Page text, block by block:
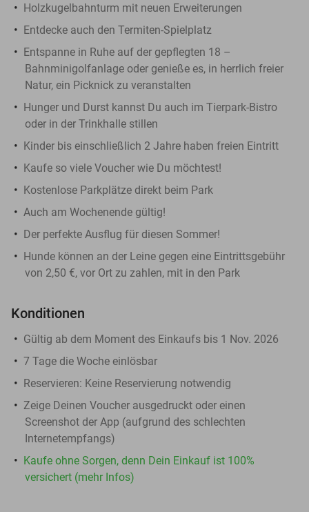
Holzkugelbahnturm mit neuen Erweiterungen
Entdecke auch den Termiten-Spielplatz
Entspanne in Ruhe auf der gepflegten 18 –
Bahnminigolfanlage oder genieße es, in herrlich freier
Natur, ein Picknick zu veranstalten
Hunger und Durst kannst Du auch im Tierpark-Bistro
oder in der Trinkhalle stillen
Kinder bis einschließlich 2 Jahre haben freien Eintritt
Kaufe so viele Voucher wie Du möchtest!
Kostenlose Parkplätze direkt beim Park
Auch am Wochenende gültig!
Der perfekte Ausflug für diesen Sommer!
Hunde können an der Leine gegen eine Eintrittsgebühr
von 2,50 €, vor Ort zu zahlen, mit in den Park
Konditionen
Gültig ab dem Moment des Einkaufs bis 1 Nov. 2026
7 Tage die Woche einlösbar
Reservieren: Keine Reservierung notwendig
Zeige Deinen Voucher ausgedruckt oder einen
Screenshot der App (aufgrund des schlechten
Internetempfangs)
Kaufe ohne Sorgen, denn Dein Einkauf ist 100%
versichert (mehr Infos)